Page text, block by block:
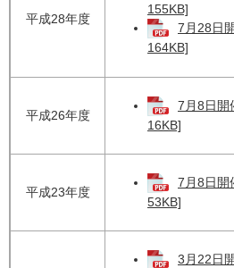
平成28年度
155KB]
7月28日
164KB]
平成26年度
7月8日開
16KB]
平成23年度
7月8日開
53KB]
3月22日